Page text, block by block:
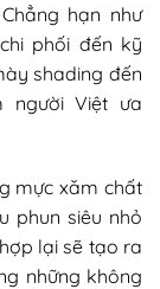
hạn như
phối đến kỹ
shading đến
người Việt ưa
mực xăm chất
phun siêu nhỏ
lại sẽ tạo ra
những không